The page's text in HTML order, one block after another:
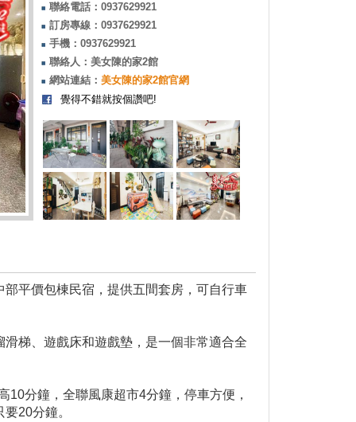
聯絡電話：0937629921
訂房專線：0937629921
手機：0937629921
聯絡人：美女陳的家2館
網站連結： 美女陳的家2館官網
覺得不錯就按個讚吧!
平價包棟民宿，提供五間套房，可自行車
梯、遊戲床和遊戲墊，是一個非常適合全
分鐘，全聯風康超市4分鐘，停車方便，
20分鐘。